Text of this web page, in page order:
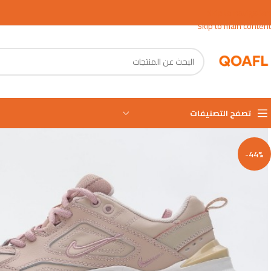
Skip to main content
تصفح التصنيفات
-44%